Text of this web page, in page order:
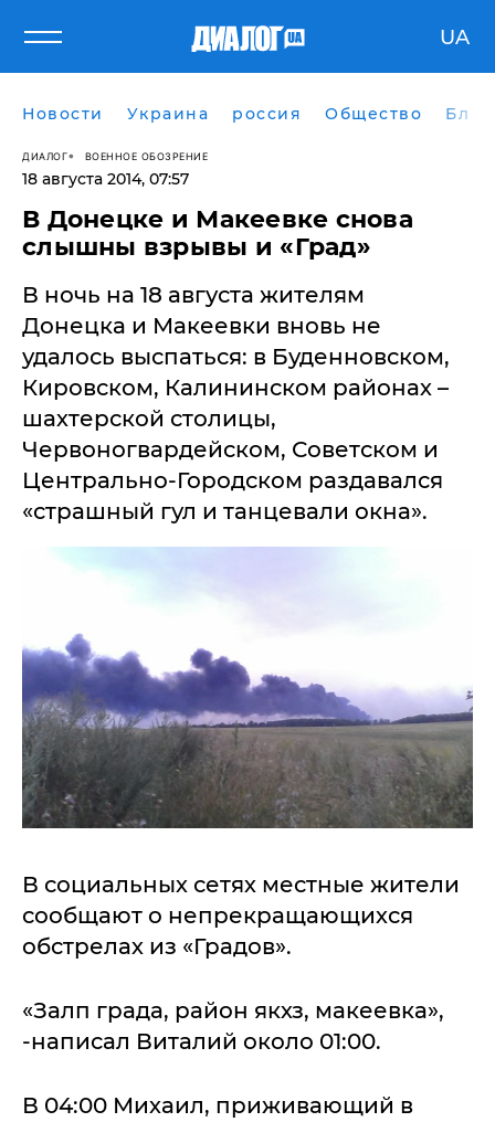
UA
Новости Украина россия Общество
ДИАЛОГ ВОЕННОЕ ОБОЗРЕНИЕ
18 августа 2014, 07:57
​В Донецке и Макеевке снова
слышны взрывы и «Град»
В ночь на 18 августа жителям
Донецка и Макеевки вновь не
удалось выспаться: в Буденновском,
Кировском, Калининском районах –
шахтерской столицы,
Червоногвардейском, Советском и
Центрально-Городском раздавался
«страшный гул и танцевали окна».
В социальных сетях местные жители
сообщают о непрекращающихся
обстрелах из «Градов».
«Залп града, район якхз, макеевка»,
-написал Виталий около 01:00.
В 04:00 Михаил, приживающий в